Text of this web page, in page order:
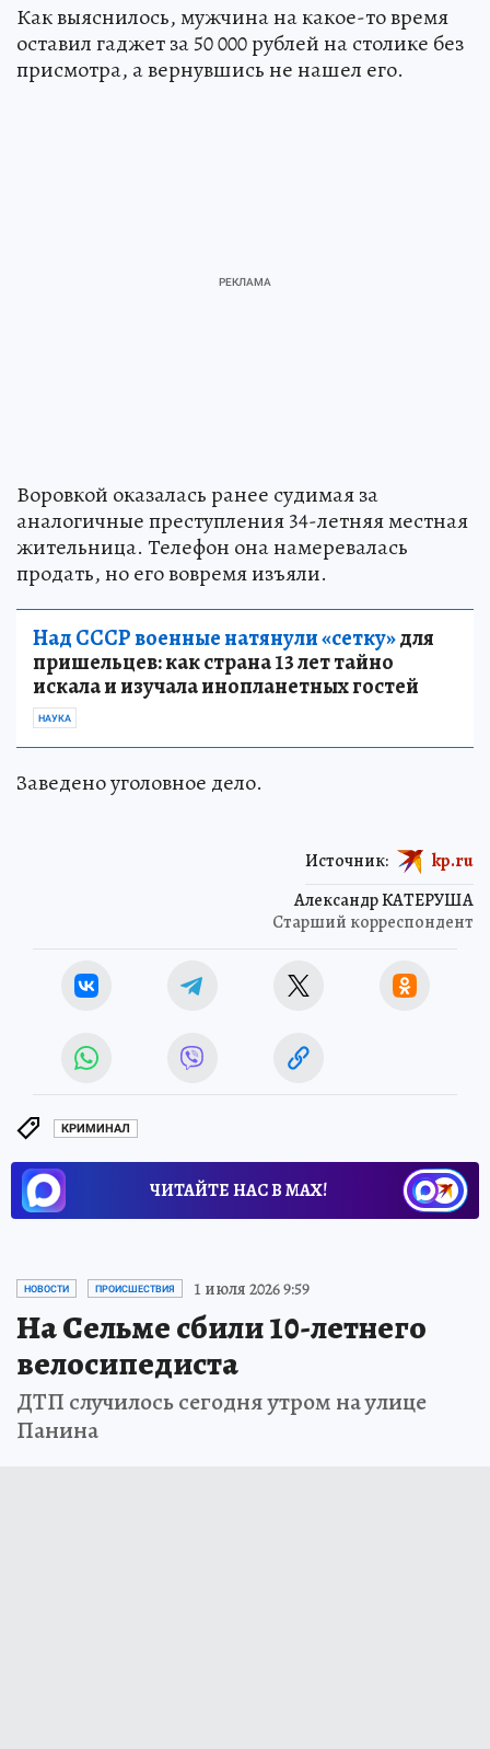
Как выяснилось, мужчина на какое-то время
оставил гаджет за 50 000 рублей на столике без
присмотра, а вернувшись не нашел его.
Воровкой оказалась ранее судимая за
аналогичные преступления 34-летняя местная
жительница. Телефон она намеревалась
продать, но его вовремя изъяли.
Над СССР военные натянули «сетку»для
пришельцев: как страна 13 лет тайно
искала и изучала инопланетных гостей
НАУКА
Заведено уголовное дело.
Александр КАТЕРУША
Старший корреспондент
Источник: kp.ru
КРИМИНАЛ
ЧИТАЙТЕ НАС В МАХ!
НОВОСТИ ПРОИСШЕСТВИЯ 1 июля 2026 9:59
На Сельме сбили 10-летнего
велосипедиста
ДТП случилось сегодня утром на улице
Панина